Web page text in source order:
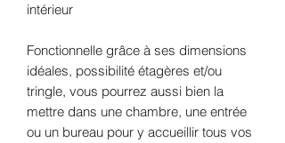
intérieur
Fonctionnelle grâce à ses dimensions
idéales, possibilité étagères et/ou
tringle, vous pourrez aussi bien la
mettre dans une chambre, une entrée
ou un bureau pour y accueillir tous vos